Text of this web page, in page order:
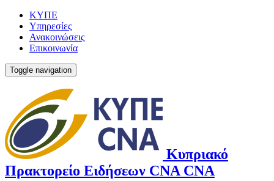
ΚΥΠΕ
Υπηρεσίες
Ανακοινώσεις
Επικοινωνία
Toggle navigation
Κυπριακό
Πρακτορείο Ειδήσεων CNA CNA